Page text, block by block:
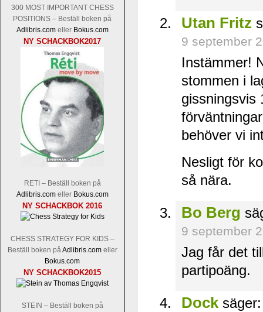
300 MOST IMPORTANT CHESS
POSITIONS – Beställ boken på
Adlibris.comeller Bokus.com
NY SCHACKBOK2017
RETI – Beställ boken på
Adlibris.comeller Bokus.com
NY SCHACKBOK 2016
CHESS STRATEGY FOR KIDS –
Beställ boken påAdlibris.comeller
Bokus.com
NY SCHACKBOK2015
STEIN – Beställ boken på
Utan Fritz
9 september
Instämmer!
stommen i
gissningsvis
behöver vi
Nesligt för
så nära.
Bo Berg
9 september
Jag får det
partipoäng.
Dock säger: